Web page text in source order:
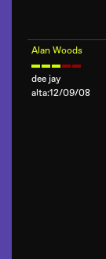
Alan Woods
dee jay
alta:12/09/08